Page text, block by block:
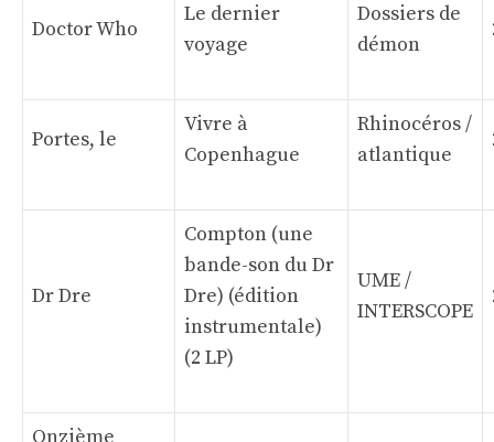
Doctor Who
Le dernier
voyage
Dossiers de
démon
Portes, le
Vivre à
Copenhague
Rhinocéros /
atlantique
Dr Dre
Compton (une
bande-son du Dr
Dre) (édition
instrumentale)
(2 LP)
UME /
INTERSCOPE